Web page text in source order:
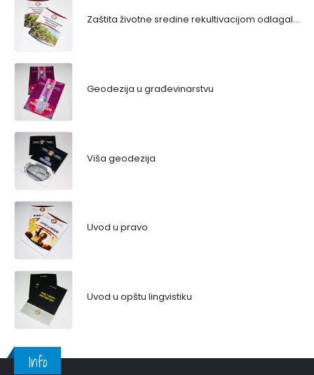
Zaštita životne sredine rekultivacijom odlagališta
Geodezija u građevinarstvu
Viša geodezija
Uvod u pravo
Uvod u opštu lingvistiku
Info